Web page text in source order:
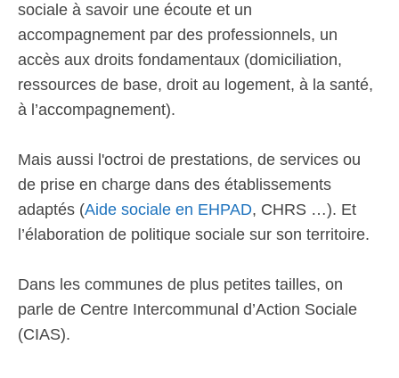
sociale à savoir une écoute et un
accompagnement par des professionnels, un
accès aux droits fondamentaux (domiciliation,
ressources de base, droit au logement, à la santé,
à l’accompagnement).
Mais aussi l'octroi de prestations, de services ou
de prise en charge dans des établissements
adaptés (Aide sociale en EHPAD, CHRS …). Et
l’élaboration de politique sociale sur son territoire.
Dans les communes de plus petites tailles, on
parle de Centre Intercommunal d’Action Sociale
(CIAS).